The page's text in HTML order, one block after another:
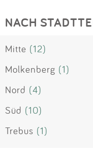
NACH
Mitte (12)
Molkenberg (1)
Nord (4)
Süd (10)
Trebus (1)